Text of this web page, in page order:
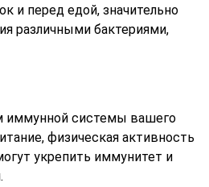
и перед едой, значительно
различными бактериями,
иммунной системы вашего
физическая активность
укрепить иммунитет и